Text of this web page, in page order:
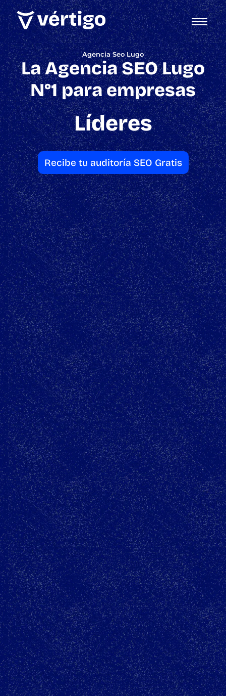
Agencia Seo Lugo
La Agencia SEO Lugo
N°1 para empresas
Líderes
Recibe tu auditoría SEO Gratis